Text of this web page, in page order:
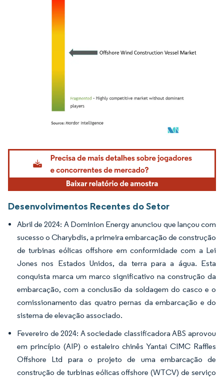
Imagem © Mordor Intelligence. O reuso requer atribuição conforme CC BY 4.0.
Desenvolvimentos Recentes do Setor
Abril de 2024: A Dominion Energy anunciou que lançou com
sucesso o Charybdis, a primeira embarcação de construção
de turbinas eólicas offshore em conformidade com a Lei
Jones nos Estados Unidos, da terra para a água. Esta
conquista marca um marco significativo na construção da
embarcação, com a conclusão da soldagem do casco e o
comissionamento das quatro pernas da embarcação e do
sistema de elevação associado.
Fevereiro de 2024: A sociedade classificadora ABS aprovou
em princípio (AIP) o estaleiro chinês Yantai CIMC Raffles
Offshore Ltd para o projeto de uma embarcação de
construção de turbinas eólicas offshore (WTCV) de serviço